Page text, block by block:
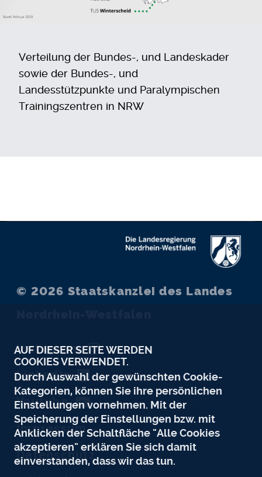
Verteilung der Bundes-, und Landeskader
sowie der Bundes-, und
Landesstützpunkte und Paralympischen
Trainingszentren in NRW
© 2026 Staatskanzlei des Landes
Instagram
LinkedIn
Youtube
Impressum
Datenschutz
AUF DIESER SEITE WERDEN
COOKIES VERWENDET.
Durch Auswahl der gewünschten Cookie-
Kategorien, können Sie ihre persönlichen
Einstellungen vornehmen. Mit der
Speicherung der Einstellungen bzw. mit
Anklicken der Schaltfläche "Alle Cookies
akzeptieren" erklären Sie sich damit
einverstanden, dass wir das tun.